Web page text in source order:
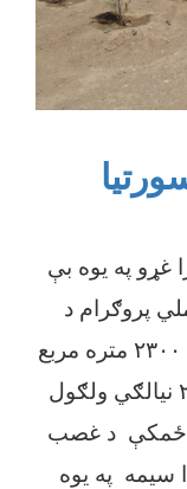
غړو په یوه بې
پروګرام د
روزنیزو کڅوړو د کارولو له لارې د ۲۳۰۰ متره مربع
دولتي ځمکې د ویالې پر غاړه ۲۰۰ نیالګي ولګول
ځمکې د غصب
سیمه په یوه